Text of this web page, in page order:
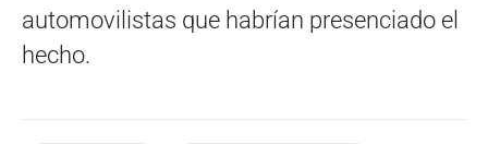
automovilistas que habrían presenciado el
hecho.